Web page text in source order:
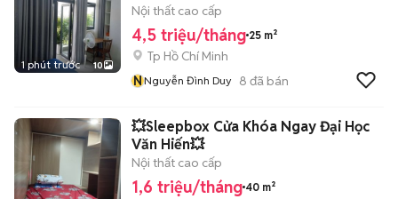
1 phút trước 10
Nội thất cao cấp
4,5 triệu/tháng 25 m²
Tp Hồ Chí Minh
NNguyễn Đình Duy 8 đã bán
💥Sleepbox Cửa Khóa Ngay Đại Học
Văn Hiến💥
Nội thất cao cấp
1,6 triệu/tháng 40 m²